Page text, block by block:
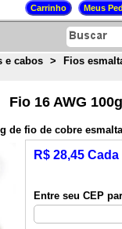
e cabos > Fios
Fio 16 AWG 100g
de fio de cobre
R$ 28,45 Cada
Entre seu CEP